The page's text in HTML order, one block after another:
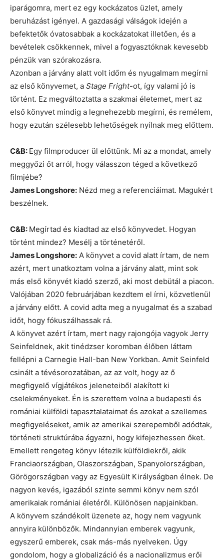
iparágomra, mert ez egy kockázatos üzlet, amely
beruházást igényel. A gazdasági válságok idején a
befektetők óvatosabbak a kockázatokat illetően, és a
bevételek csökkennek, mivel a fogyasztóknak kevesebb
pénzük van szórakozásra.
Azonban a járvány alatt volt időm és nyugalmam megírni
az első könyvemet, a Stage Fright-ot, így valami jó is
történt. Ez megváltoztatta a szakmai életemet, mert az
első könyvet mindig a legnehezebb megírni, és remélem,
hogy ezután szélesebb lehetőségek nyílnak meg előttem.
C&B: Egy filmproducer ül előttünk. Mi az a mondat, amely
meggyőzi őt arról, hogy válasszon téged a következő
filmjébe?
James Longshore: Nézd meg a referenciáimat. Magukért
beszélnek.
C&B: Megírtad és kiadtad az első könyvedet. Hogyan
történt mindez? Mesélj a történetéről.
James Longshore: A könyvet a covid alatt írtam, de nem
azért, mert unatkoztam volna a járvány alatt, mint sok
más első könyvét kiadó szerző, aki most debütál a piacon.
Valójában 2020 februárjában kezdtem el írni, közvetlenül
a járvány előtt. A covid adta meg a nyugalmat és a szabad
időt, hogy fókuszálhassak rá.
A könyvet azért írtam, mert nagy rajongója vagyok Jerry
Seinfeldnek, akit tinédzser koromban élőben láttam
fellépni a Carnegie Hall-ban New Yorkban. Amit Seinfeld
csinált a tévésorozatában, az az volt, hogy az ő
megfigyelő vígjátékos jeleneteiből alakított ki
cselekményeket. Én is szerettem volna a budapesti és
romániai külföldi tapasztalataimat és azokat a szellemes
megfigyeléseket, amik az amerikai szerepemből adódtak,
történeti struktúrába ágyazni, hogy kifejezhessen őket.
Emellett rengeteg könyv létezik külföldiekről, akik
Franciaországban, Olaszországban, Spanyolországban,
Görögországban vagy az Egyesült Királyságban élnek. De
nagyon kevés, igazából szinte semmi könyv nem szól
amerikaiak romániai életéről. Különösen napjainkban.
A könyvem szándékolt üzenete az, hogy nem vagyunk
annyira különbözők. Mindannyian emberek vagyunk,
egyszerű emberek, csak más-más nyelveken. Úgy
gondolom, hogy a globalizáció és a nacionalizmus erői